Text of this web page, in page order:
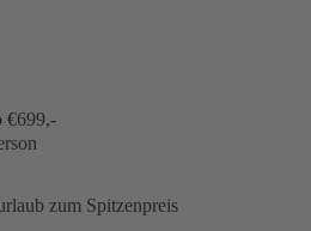
€699,-
zum Spitzenpreis